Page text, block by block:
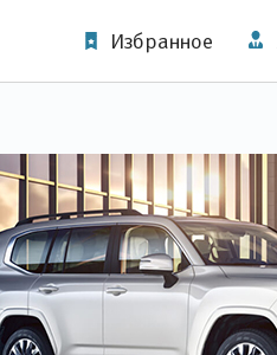
Избранное